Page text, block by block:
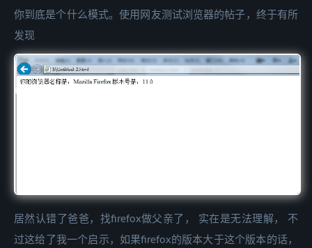
你到底是个什么模式。使用网友测试浏览器的帖子，终于有所
发现
居然认错了爸爸，找firefox做父亲了， 实在是无法理解， 不
过这给了我一个启示，如果firefox的版本大于这个版本的话，